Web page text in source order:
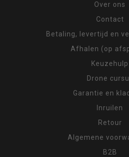
Over ons
Contact
Betaling, levertijd en
Afhalen (op
Keuzehulp
Drone
Garantie en
Inruilen
Retour
Algemene
B2B